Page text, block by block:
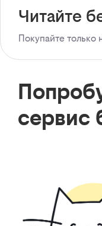
Читайте
Покупайте только
сервис